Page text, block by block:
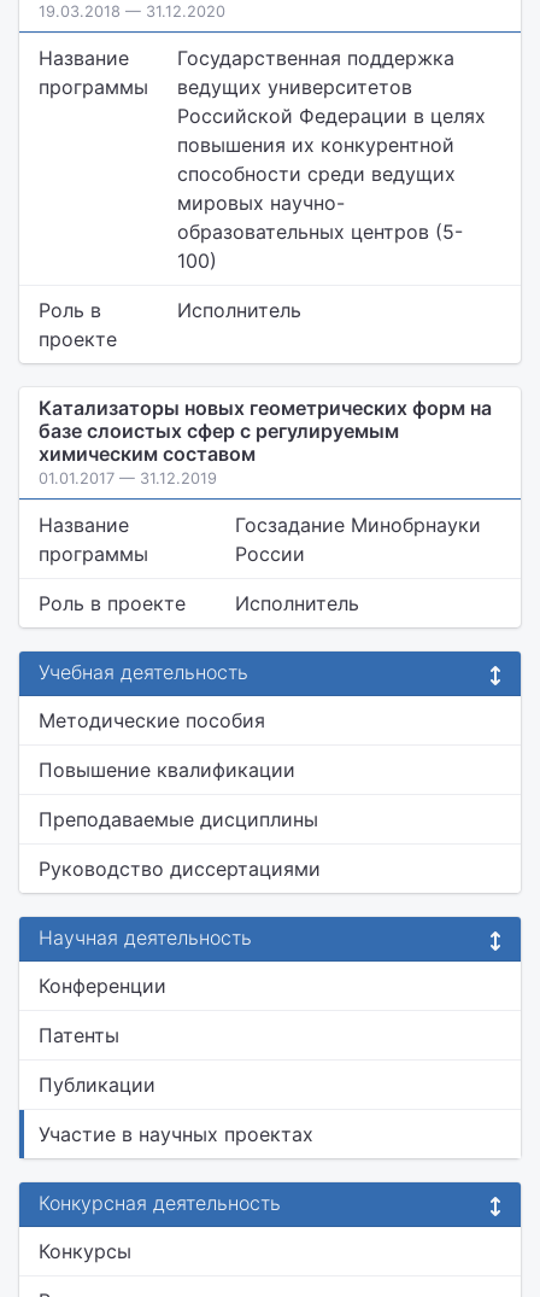
19.03.2018 — 31.12.2020
Название
программы
Государственная поддержка
ведущих университетов
Российской Федерации в целях
повышения их конкурентной
способности среди ведущих
мировых научно-
образовательных центров (5-
100)
Роль в
проекте
Исполнитель
Катализаторы новых геометрических форм на
базе слоистых сфер с регулируемым
химическим составом
01.01.2017 — 31.12.2019
Название
программы
Госзадание Минобрнауки
России
Роль в проекте Исполнитель
Учебная деятельность
Методические пособия
Повышение квалификации
Преподаваемые дисциплины
Руководство диссертациями
Научная деятельность
Конференции
Патенты
Публикации
Участие в научных проектах
Конкурсная деятельность
Конкурсы